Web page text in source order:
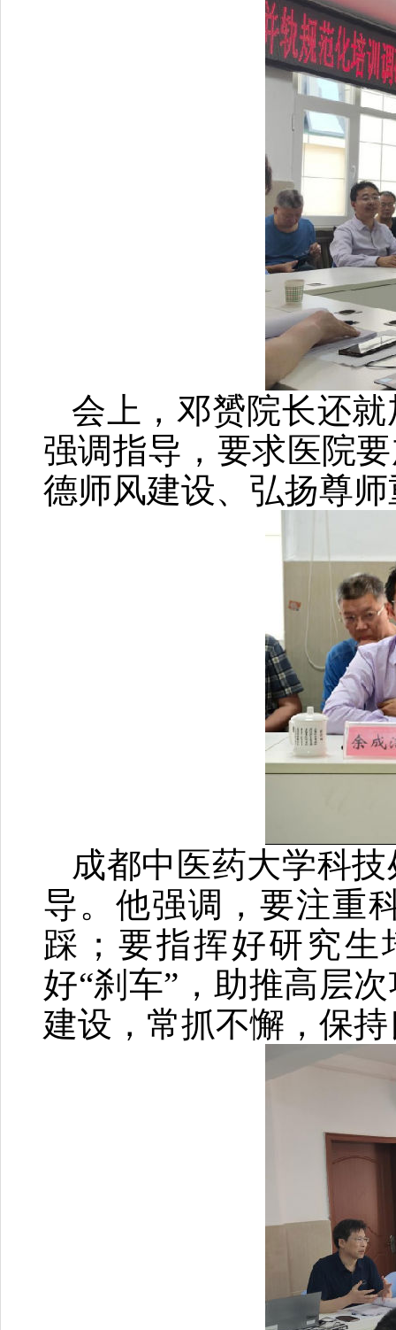
会上，邓赟院长还
强调指导，要求医院
德师风建设、弘扬尊
成都中医药大学科
导。他强调，要注重
踩；要指挥好研究生
好“刹车”，助推高层
建设，常抓不懈，保